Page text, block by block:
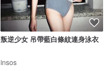
叛逆少女 吊帶藍白條紋連身泳衣
insos